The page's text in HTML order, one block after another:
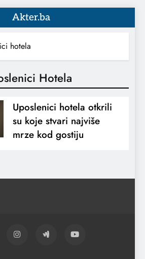
Akter.ba
hotela
Hotela
Uposlenici hotela otkrili
su koje stvari najviše
mrze kod gostiju